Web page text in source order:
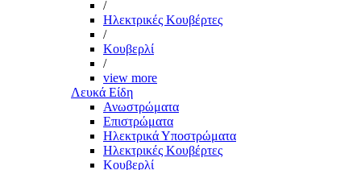
/
Ηλεκτρικές Κουβέρτες
/
Κουβερλί
/
view more
Λευκά Είδη
Ανωστρώματα
Επιστρώματα
Ηλεκτρικά Υποστρώματα
Ηλεκτρικές Κουβέρτες
Κουβερλί